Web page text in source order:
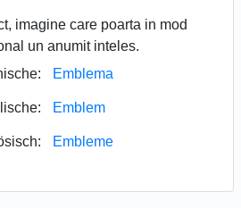
imagine care poarta in mod
un anumit inteles.
Emblema
Emblem
Embleme